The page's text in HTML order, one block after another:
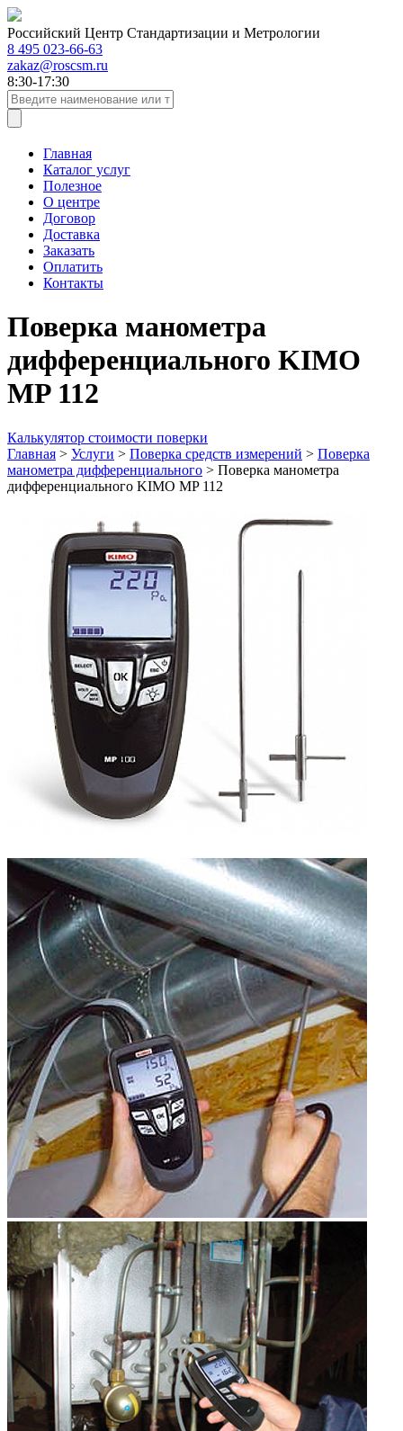
Российский Центр Стандартизации и Метрологии
8 495 023-66-63
zakaz@roscsm.ru
8:30-17:30
Главная
Каталог услуг
Полезное
О центре
Договор
Доставка
Заказать
Оплатить
Контакты
Поверка манометра
дифференциального KIMO
MP 112
Калькулятор стоимости поверки
Главная > Услуги > Поверка средств измерений > Поверка
манометра дифференциального > Поверка манометра
дифференциального KIMO MP 112